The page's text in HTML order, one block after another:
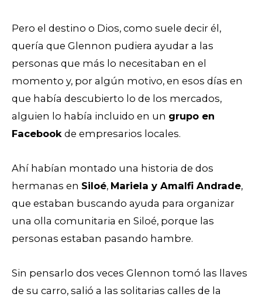
Pero el destino o Dios, como suele decir él,
quería que Glennon pudiera ayudar a las
personas que más lo necesitaban en el
momento y, por algún motivo, en esos días en
que había descubierto lo de los mercados,
alguien lo había incluido en un grupo en
Facebook de empresarios locales.
Ahí habían montado una historia de dos
hermanas en Siloé, Mariela y Amalfi Andrade,
que estaban buscando ayuda para organizar
una olla comunitaria en Siloé, porque las
personas estaban pasando hambre.
Sin pensarlo dos veces Glennon tomó las llaves
de su carro, salió a las solitarias calles de la